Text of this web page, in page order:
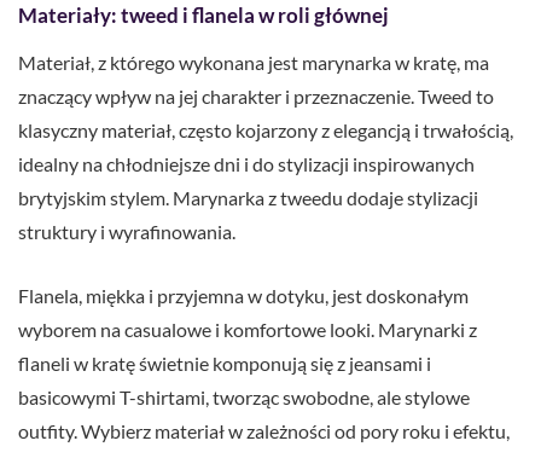
Materiały: tweed i flanela w roli głównej
Materiał, z którego wykonana jest marynarka w kratę, ma
znaczący wpływ na jej charakter i przeznaczenie. Tweed to
klasyczny materiał, często kojarzony z elegancją i trwałością,
idealny na chłodniejsze dni i do stylizacji inspirowanych
brytyjskim stylem. Marynarka z tweedu dodaje stylizacji
struktury i wyrafinowania.
Flanela, miękka i przyjemna w dotyku, jest doskonałym
wyborem na casualowe i komfortowe looki. Marynarki z
flaneli w kratę świetnie komponują się z jeansami i
basicowymi T-shirtami, tworząc swobodne, ale stylowe
outfity. Wybierz materiał w zależności od pory roku i efektu,